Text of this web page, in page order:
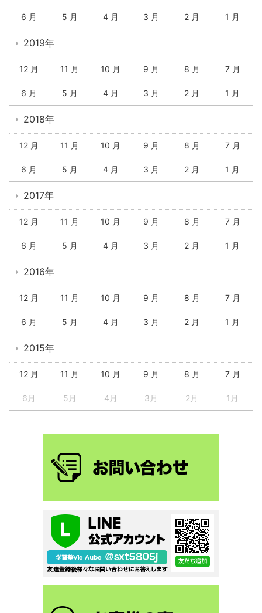
6 月 5 月 4 月 3 月 2 月 1 月
2019年
12 月 11 月 10 月 9 月 8 月 7 月
6 月 5 月 4 月 3 月 2 月 1 月
2018年
12 月 11 月 10 月 9 月 8 月 7 月
6 月 5 月 4 月 3 月 2 月 1 月
2017年
12 月 11 月 10 月 9 月 8 月 7 月
6 月 5 月 4 月 3 月 2 月 1 月
2016年
12 月 11 月 10 月 9 月 8 月 7 月
6 月 5 月 4 月 3 月 2 月 1 月
2015年
12 月 11 月 10 月 9 月 8 月 7 月
6月 5月 4月 3月 2月 1月